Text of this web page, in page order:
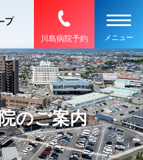
川島病院予約
のご案内